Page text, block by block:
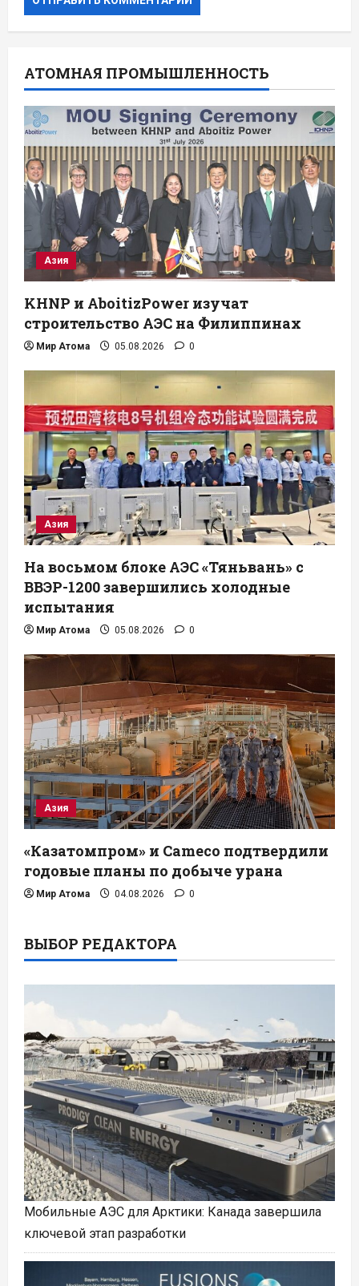
АТОМНАЯ ПРОМЫШЛЕННОСТЬ
Азия
KHNP и AboitizPower изучат
строительство АЭС на Филиппинах
Мир Атома 05.08.2026 0
Азия
На восьмом блоке АЭС «Тяньвань» с
ВВЭР-1200 завершились холодные
испытания
Мир Атома 05.08.2026 0
Азия
«Казатомпром» и Cameco подтвердили
годовые планы по добыче урана
Мир Атома 04.08.2026 0
ВЫБОР РЕДАКТОРА
Мобильные АЭС для Арктики: Канада завершила
ключевой этап разработки